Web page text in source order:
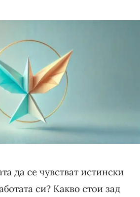
да се чувстват истински
си? Какво стои зад